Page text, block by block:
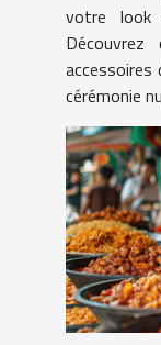
votre look
accessoires
cérémonie